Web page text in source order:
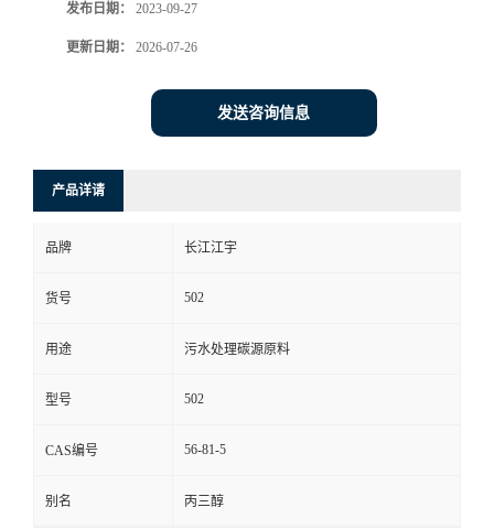
发布日期： 2023-09-27
更新日期： 2026-07-26
发送咨询信息
产品详请
品牌 长江江宇
货号 502
用途 污水处理碳源原料
型号 502
CAS编号 56-81-5
别名 丙三醇